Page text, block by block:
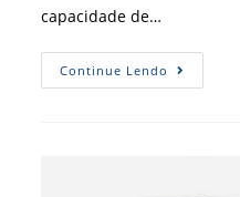
capacidade de…
Continue Lendo Editorial
RBA